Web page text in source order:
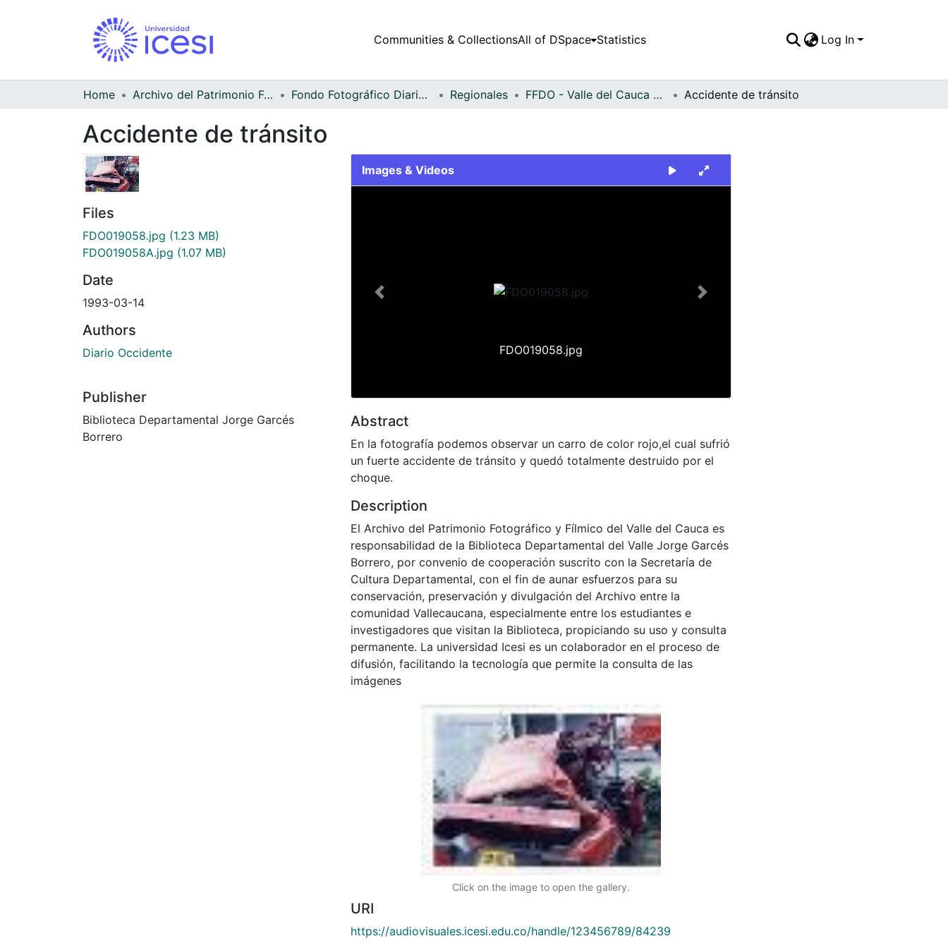
Communities & CollectionsAll of DSpace Statistics Log In
Home Archivo del Patrimonio Fotográfico y Fílmico del Valle del Cauca Fondo Fotográfico Diario Occidente Regionales FFDO - Valle del Cauca - Patrimonial Accidente de tránsito
Accidente de tránsito
Files
FDO019058.jpg (1.23 MB)
FDO019058A.jpg (1.07 MB)
Date
1993-03-14
Authors
Diario Occidente
Publisher
Biblioteca Departamental Jorge Garcés
Borrero
Images & Videos
FDO019058.jpg
Previous Next
Abstract
En la fotografía podemos observar un carro de color rojo,el cual sufrió
un fuerte accidente de tránsito y quedó totalmente destruido por el
choque.
Description
El Archivo del Patrimonio Fotográfico y Fílmico del Valle del Cauca es
responsabilidad de la Biblioteca Departamental del Valle Jorge Garcés
Borrero, por convenio de cooperación suscrito con la Secretaría de
Cultura Departamental, con el fin de aunar esfuerzos para su
conservación, preservación y divulgación del Archivo entre la
comunidad Vallecaucana, especialmente entre los estudiantes e
investigadores que visitan la Biblioteca, propiciando su uso y consulta
permanente. La universidad Icesi es un colaborador en el proceso de
difusión, facilitando la tecnología que permite la consulta de las
imágenes
Click on the image to open the gallery.
URI
https://audiovisuales.icesi.edu.co/handle/123456789/84239